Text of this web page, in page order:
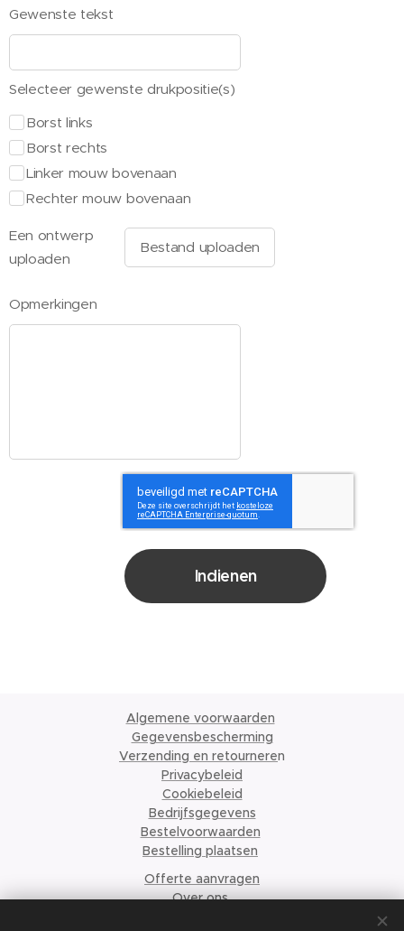
Gewenste tekst
Selecteer gewenste drukpositie(s)
Borst links
Borst rechts
Linker mouw bovenaan
Rechter mouw bovenaan
Een ontwerp
uploaden
Bestand uploaden
Opmerkingen
Indienen
Algemene voorwaarden
Gegevensbescherming
Verzending en retourneren
Privacybeleid
Cookiebeleid
Bedrijfsgegevens
Bestelvoorwaarden
Bestelling plaatsen
Offerte aanvragen
Over ons